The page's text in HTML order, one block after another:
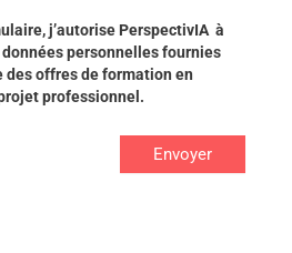
j’autorise PerspectivIA à
personnelles fournies
offres de formation en
professionnel.
Envoyer